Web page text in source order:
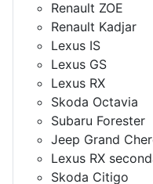
Renault ZOE
Renault Kadjar
Lexus IS
Lexus GS
Lexus RX
Skoda Octavia
Subaru Forester
Jeep Grand
Lexus RX
Skoda Citigo